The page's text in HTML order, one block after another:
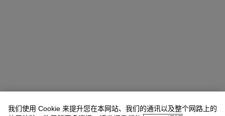
我们使用 Cookie 来提升您在本网站、我们的通讯以及整个网路上的